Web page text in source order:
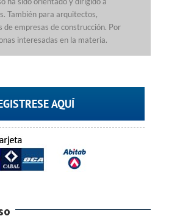
También para arquitectos,
de empresas de construcción. Por
interesadas en la materia.
AQUÍ